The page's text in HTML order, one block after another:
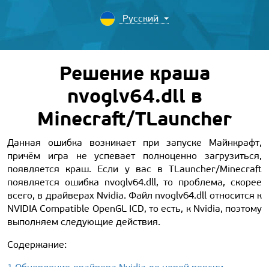
Решение краша
nvoglv64.dll в
Minecraft/TLauncher
Данная ошибка возникает при запуске Майнкрафт,
причём игра не успевает полноценно загрузиться,
появляется краш. Если у вас в TLauncher/Minecraft
появляется ошибка nvoglv64.dll, то проблема, скорее
всего, в драйверах Nvidia. Файл nvoglv64.dll относится к
NVIDIA Compatible OpenGL ICD, то есть, к Nvidia, поэтому
выполняем следующие действия.
Содержание: